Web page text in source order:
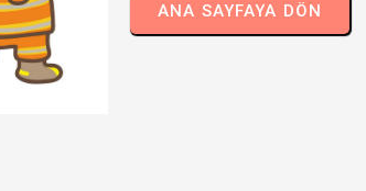
ANA SAYFAYA DÖN